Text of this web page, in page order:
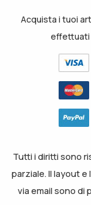
Acquista i tuoi
effettuati
Tutti i diritti sono
parziale. Il layout
via email sono di